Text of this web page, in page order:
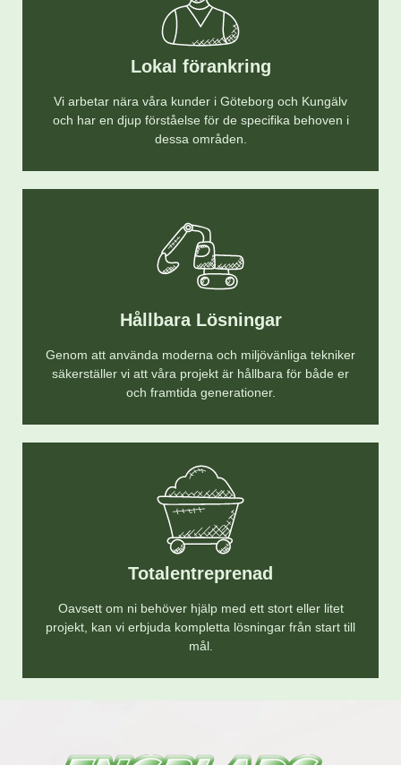
Lokal förankring
Vi arbetar nära våra kunder i Göteborg och Kungälv
och har en djup förståelse för de specifika behoven i
dessa områden.
Hållbara Lösningar
Genom att använda moderna och miljövänliga tekniker
säkerställer vi att våra projekt är hållbara för både er
och framtida generationer.
Totalentreprenad
Oavsett om ni behöver hjälp med ett stort eller litet
projekt, kan vi erbjuda kompletta lösningar från start till
mål.